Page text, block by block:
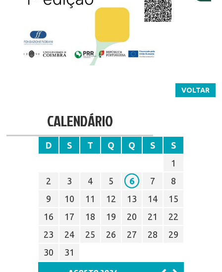
VOLTAR
CALENDÁRIO
D S T Q Q S
S
1
2
3 4 5 6 7
8
9
10 11 12 13 14
15
16
17 18 19 20 21
22
23
24 25 26 27 28
29
30
31